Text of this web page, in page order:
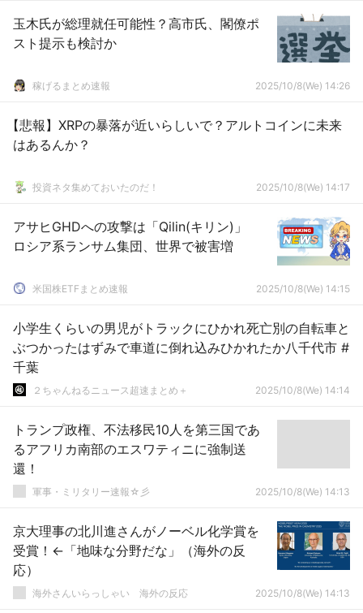
玉木氏が総理就任可能性？高市氏、閣僚ポ
スト提示も検討か
稼げるまとめ速報 2025/10/8(We) 14:26
【悲報】XRPの暴落が近いらしいで？アルトコインに未来
はあるんか？
投資ネタ集めておいたのだ！ 2025/10/8(We) 14:17
アサヒGHDへの攻撃は「Qilin(キリン)」
ロシア系ランサム集団、世界で被害増
米国株ETFまとめ速報 2025/10/8(We) 14:15
小学生くらいの男児がトラックにひかれ死亡別の自転車と
ぶつかったはずみで車道に倒れ込みひかれたか八千代市 #
千葉
２ちゃんねるニュース超速まとめ＋ 2025/10/8(We) 14:14
トランプ政権、不法移民10人を第三国であ
るアフリカ南部のエスワティニに強制送
還！
軍事・ミリタリー速報☆彡 2025/10/8(We) 14:13
京大理事の北川進さんがノーベル化学賞を
受賞！←「地味な分野だな」（海外の反
応）
海外さんいらっしゃい 海外の反応 2025/10/8(We) 14:13